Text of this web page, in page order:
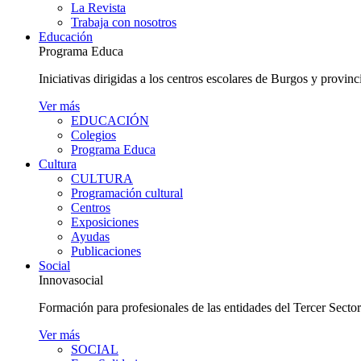
La Revista
Trabaja con nosotros
Educación
Programa Educa
Iniciativas dirigidas a los centros escolares de Burgos y
Ver más
EDUCACIÓN
Colegios
Programa Educa
Cultura
CULTURA
Programación cultural
Centros
Exposiciones
Ayudas
Publicaciones
Social
Innovasocial
Formación para profesionales de las entidades del Tercer
Ver más
SOCIAL